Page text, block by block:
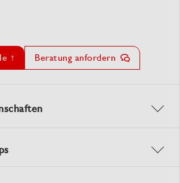
↑ Beratung anfordern